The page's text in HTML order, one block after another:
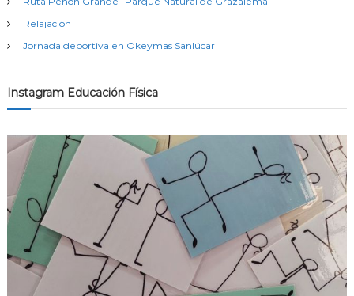
Relajación
Jornada deportiva en Okeymas Sanlúcar
Instagram Educación Física